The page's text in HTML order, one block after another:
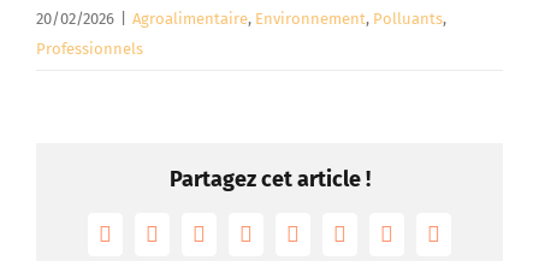
20/02/2026 Agroalimentaire, Environnement, Polluants,
Professionnels
Partagez cet article !
FacebookTwitterRedditLinkedInTumblrPinterest
Vk Email